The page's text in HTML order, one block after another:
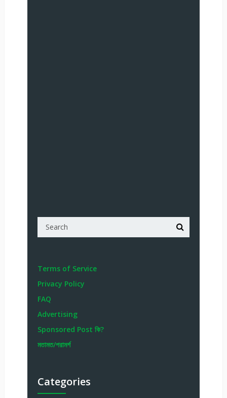
Terms of Service
Privacy Policy
FAQ
Advertising
Sponsored Post কি?
মতামত/পরামর্শ
Categories